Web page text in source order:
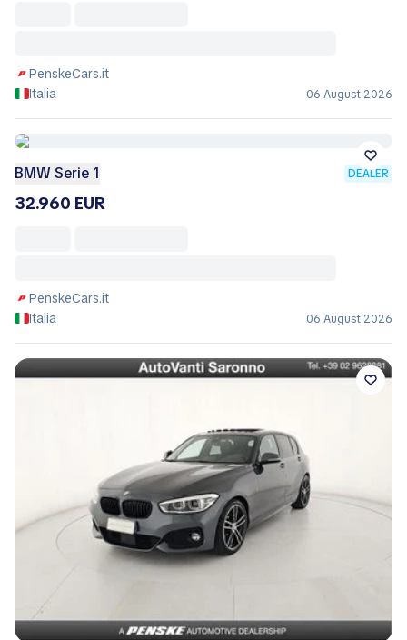
PenskeCars.it
Italia
06 August 2026
BMW Serie 1 DEALER
32.960 EUR
PenskeCars.it
Italia
06 August 2026